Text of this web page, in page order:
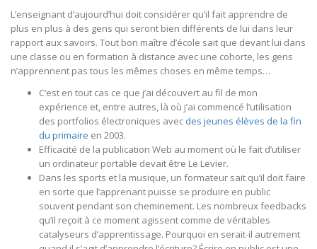
L’enseignant d’aujourd’hui doit considérer qu’il fait apprendre de
plus en plus à des gens qui seront bien différents de lui dans leur
rapport aux savoirs. Tout bon maître d’école sait que devant lui dans
une classe ou en formation à distance avec une cohorte, les gens
n’apprennent pas tous les mêmes choses en même temps…
C’est en tout cas ce que j’ai découvert au fil de mon
expérience et, entre autres, là où j’ai commencé l’utilisation
des portfolios électroniques avec des jeunes élèves de la fin
du primaire en 2003.
Efficacité de la publication Web au moment où le fait d’utiliser
un ordinateur portable devait être Le Levier.
Dans les sports et la musique, un formateur sait qu’il doit faire
en sorte que l’apprenant puisse se produire en public
souvent pendant son cheminement. Les nombreux feedbacks
qu’il reçoit à ce moment agissent comme de véritables
catalyseurs d’apprentissage. Pourquoi en serait-il autrement